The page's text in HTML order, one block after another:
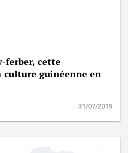
ferber, cette
culture guinéenne en
31/07/2019